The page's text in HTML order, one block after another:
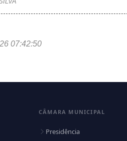
07:42:50
CÂMARA MUNICIPAL
Presidência